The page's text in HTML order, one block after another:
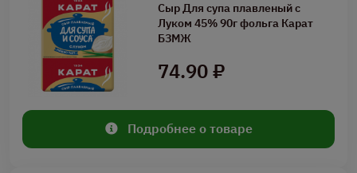
Сыр Для супа плавленый с
Луком 45% 90г фольга Карат
БЗМЖ
74.90 ₽
Подробнее о товаре